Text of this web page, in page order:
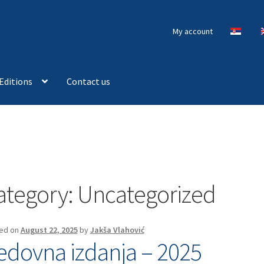
My account
Contact us
Uncategorized
on August 22, 2025byJakša Vlahović
izdanja – 2025